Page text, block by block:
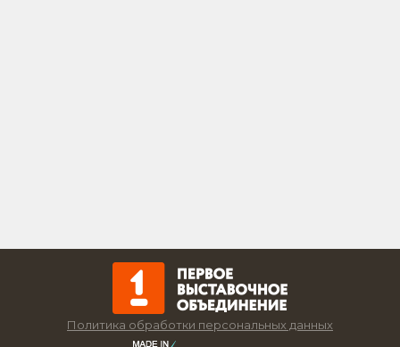
Политика обработки персональных данных